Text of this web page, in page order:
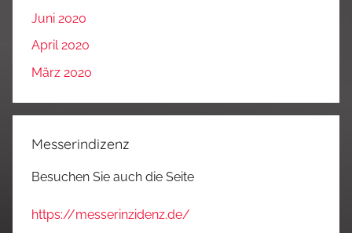
Juni 2020
April 2020
März 2020
Messerindizenz
Besuchen Sie auch die Seite
https://messerinzidenz.de/